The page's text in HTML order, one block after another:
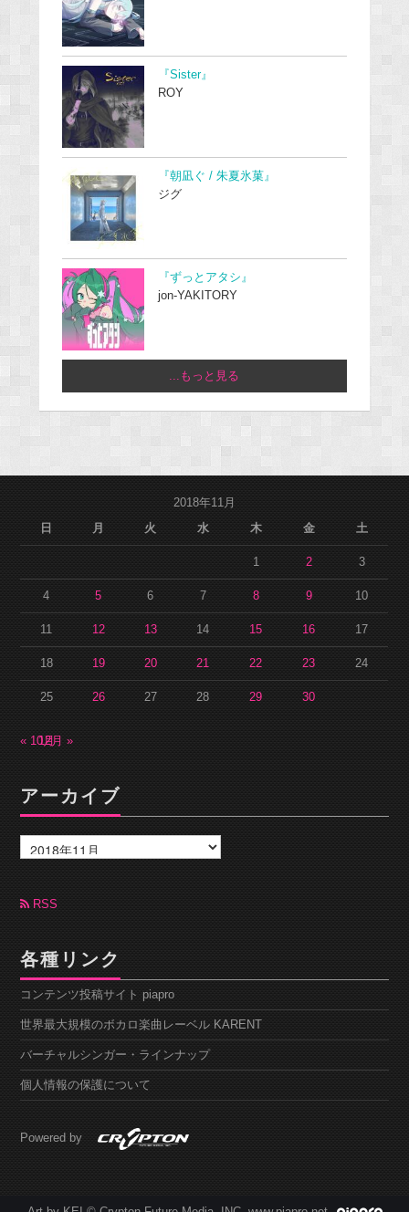
『Sister』
ROY
『朝凪ぐ / 朱夏氷菓』
ジグ
『ずっとアタシ』
jon-YAKITORY
...もっと見る
2018年11月
日
月 火 水 木 金 土
1 2 3
4 5 6 7 8 9 10
11 12 13 14 15 16 17
18 19 20 21 22 23 24
25 26 27 28 29 30
« 10月12月 »
アーカイブ
ー
カ
ブRSS
各種リンク
コンテンツ投稿サイト piapro
世界最大規模のボカロ楽曲レーベル KARENT
バーチャルシンガー・ラインナップ
個人情報の保護について
Powered by